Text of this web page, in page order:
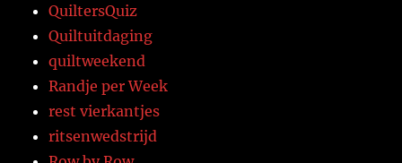
QuiltersQuiz
Quiltuitdaging
quiltweekend
Randje per Week
rest vierkantjes
ritsenwedstrijd